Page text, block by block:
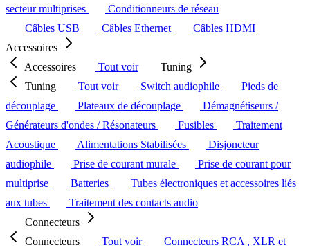
secteur multiprises
Conditionneurs de réseau
Câbles USB
Câbles Ethernet
Câbles HDMI
Accessoires
Accessoires
Tout voir
Tuning
Tuning
Tout voir Switch audiophile
Pieds de
découplage
Plateaux de découplage
Démagnétiseurs /
Générateurs d'ondes / Résonateurs
Fusibles
Traitement
Acoustique
Alimentations Stabilisées
Disjoncteur
audiophile
Prise de courant murale
Prise de courant pour
multiprise
Batteries
Tubes électroniques et accessoires liés
aux tubes
Traitement des contacts audio
Connecteurs
Connecteurs
Tout voir
Connecteurs RCA , XLR et